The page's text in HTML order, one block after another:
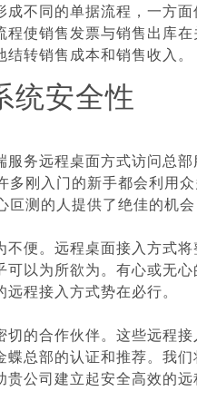
不同的单据流程，一方
使销售发票与销售出库
转销售成本和销售收入。
统安全性
务远程桌面方式访问总
多刚入门的新手都会利用
叵测的人提供了绝佳的机
便。远程桌面接入方式
以为所欲为。有心或无
程接入方式势在必行。
的合作伙伴。这些远程
总部的认证和推荐。我
公司建立起安全高效的远